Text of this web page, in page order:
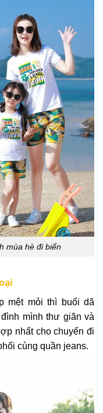
mùa hè đi biển
mệt mỏi thì buổi dã
mình thư giãn và
nhất cho chuyến đi
cùng quần jeans.